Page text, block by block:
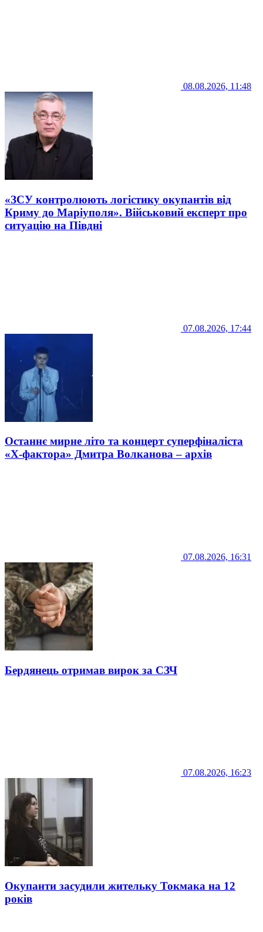
08.08.2026, 11:48
«ЗСУ контролюють логістику окупантів від
Криму до Маріуполя». Військовий експерт про
ситуацію на Півдні
07.08.2026, 17:44
Останнє мирне літо та концерт суперфіналіста
«Х-фактора» Дмитра Волканова – архів
07.08.2026, 16:31
Бердянець отримав вирок за СЗЧ
07.08.2026, 16:23
Окупанти засудили жительку Токмака на 12
років